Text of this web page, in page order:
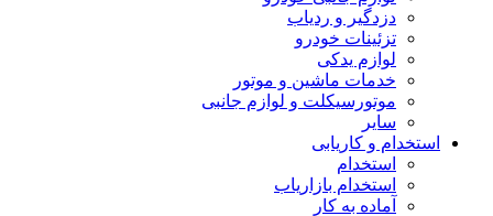
دزدگیر و ردیاب
تزئینات خودرو
لوازم یدکی
خدمات ماشین و موتور
موتورسیکلت و لوازم جانبی
سایر
استخدام و کاریابی
استخدام
استخدام بازاریاب
آماده به کار